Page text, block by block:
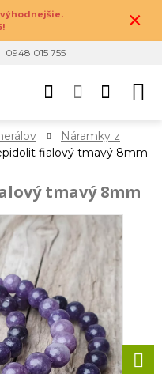
×
0948 015 755
Náramky z
fialový tmavý 8mm
tmavý 8mm